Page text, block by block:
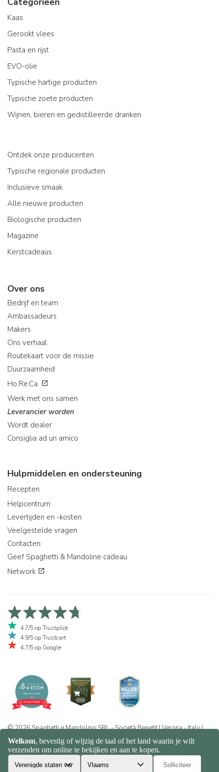
Kaas
Gerookt vlees
Pasta en rijst
EVO-olie
Typische hartige producten
Typische zoete producten
Wijnen, bieren en gedistilleerde dranken
Ontdek onze producenten
Typische regionale producten
Inclusieve smaak
Alle nieuwe producten
Biologische producten
Magazine
Kerstcadeaus
Over ons
Bedrijf en team
Ambassadeurs
Makers
Ons verhaal
Routekaart voor de missie
Duurzaamheid
Ho.Re.Ca.
Werk met ons samen
Leverancier worden
Wordt dealer
Consiglia ad un amico
Hulpmiddelen en ondersteuning
Recepten
Helpcentrum
Levertijden en -kosten
Veelgestelde vragen
Contacten
Geef Spaghetti & Mandoline cadeau
Network
4,7/5 op Trustpilot
4,9/5 op Trustcart
4,7/5 op Google
© 2026 Spaghetti e Mandolino SRL - Società Benefit | Verona - Italy |
+39 351 865 9444 | P.I. IT04913730232 | Certificazione BIO: IT-BIO-
016.380-0110744.2026.001 | REA VR-455804 |Privacy- en
cookiebeleid|Sitemap